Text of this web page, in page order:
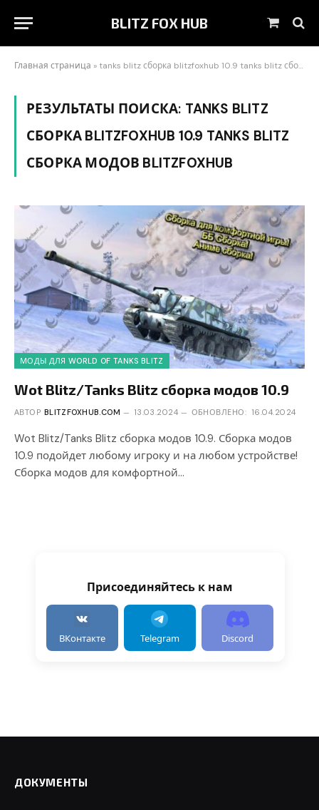
BLITZ FOX HUB Корзина
Главная страница » tanks blitz сборка blitzfoxhub 10.9 tanks blitz сборка модов blitzfoxhub
РЕЗУЛЬТАТЫ ПОИСКА: TANKS BLITZ
СБОРКА BLITZFOXHUB 10.9 TANKS BLITZ
СБОРКА МОДОВ BLITZFOXHUB
МОДЫ ДЛЯ WORLD OF TANKS BLITZ
Wot Blitz/Tanks Blitz сборка модов 10.9
АВТОР BLITZFOXHUB.COM 13.03.2024 ОБНОВЛЕНО: 16.04.2024
Wot Blitz/Tanks Blitz сборка модов 10.9. Сборка модов
10.9 подойдет любому игроку и на любом устройстве!
Сборка модов для комфортной…
Присоединяйтесь к нам
ВКонтакте Telegram Discord
ДОКУМЕНТЫ